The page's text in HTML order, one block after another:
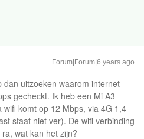
Forum|Forum|6 years ago
uitzoeken waarom internet
gecheckt. Ik heb een Mi A3
komt op 12 Mbps, via 4G 1,4
staat niet ver). De wifi verbinding
wat kan het zijn?